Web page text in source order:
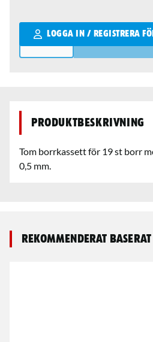
LOGGA IN / REGISTRERA
Qantity
Produktbeskrivning
Tom borrkassett för 19 st borr
0,5 mm.
Rekommenderat